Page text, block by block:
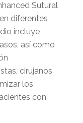
Sutural
diferentes
incluye
así como
cirujanos
los
con